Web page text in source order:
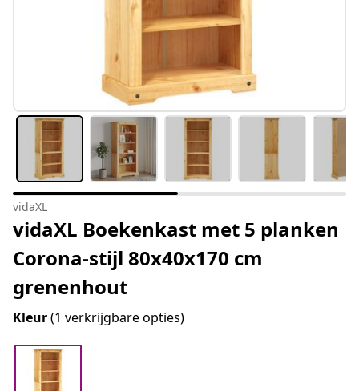
vidaXL
vidaXL Boekenkast met 5 planken
Corona-stijl 80x40x170 cm
grenenhout
Kleur(1 verkrijgbare opties)